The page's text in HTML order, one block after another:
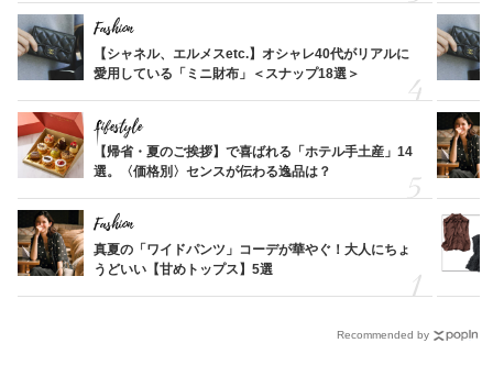
Fashion
【シャネル、エルメスetc.】オシャレ40代がリアルに
愛用している「ミニ財布」＜スナップ18選＞
Lifestyle
【帰省・夏のご挨拶】で喜ばれる「ホテル手土産」14
選。〈価格別〉センスが伝わる逸品は？
Fashion
真夏の「ワイドパンツ」コーデが華やぐ！大人にちょ
うどいい【甘めトップス】5選
Recommended by